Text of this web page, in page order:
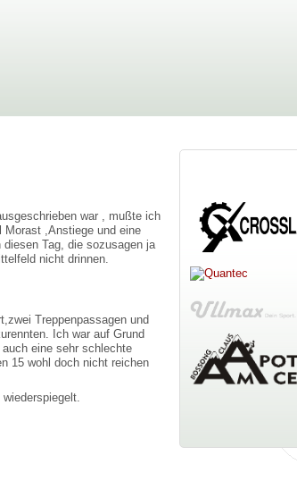
war , mußte ich
Morast ,Anstiege und eine
Tag, die sozusagen ja
nicht drinnen.
Treppenpassagen und
Ich war auf Grund
eine sehr schlechte
15 wohl doch nicht reichen